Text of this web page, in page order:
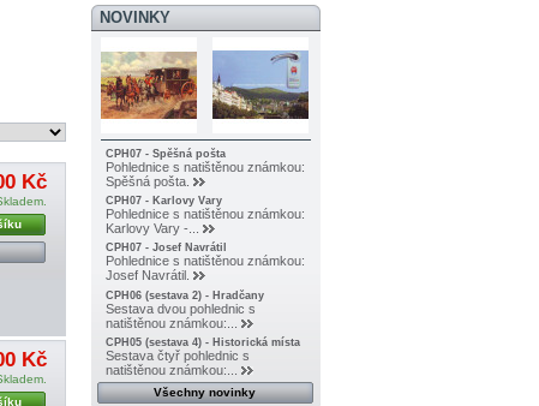
Kč
Kč
NOVINKY
CPH07 - Spěšná pošta
Pohlednice s natištěnou známkou:
Spěšná pošta.
CPH07 - Karlovy Vary
Pohlednice s natištěnou známkou:
Karlovy Vary -...
CPH07 - Josef Navrátil
Pohlednice s natištěnou známkou:
Josef Navrátil.
CPH06 (sestava 2) - Hradčany
Sestava dvou pohlednic s
natištěnou známkou:...
CPH05 (sestava 4) - Historická místa
Sestava čtyř pohlednic s
natištěnou známkou:...
Všechny novinky